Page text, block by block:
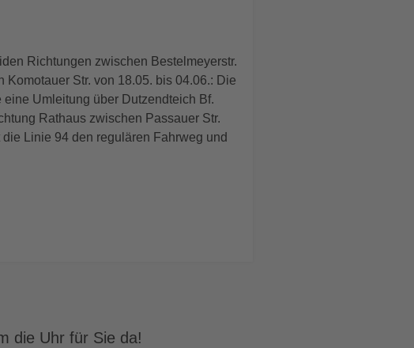
Richtungen zwischen Bestelmeyerstr.
Str. von 18.05. bis 04.06.: Die
Umleitung über Dutzendteich Bf.
Rathaus zwischen Passauer Str.
Linie 94 den regulären Fahrweg und
die Uhr für Sie da!